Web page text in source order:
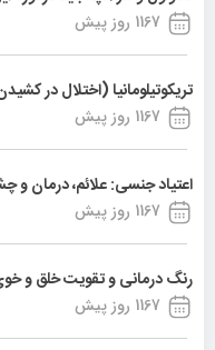
1167 روز پیش
تریکوتیلومانیا (اختلال در
1167 روز پیش
اعتیاد جنسی: علائم، درمان و
1167 روز پیش
رنگ درمانی و تقویت خلق و
1167 روز پیش